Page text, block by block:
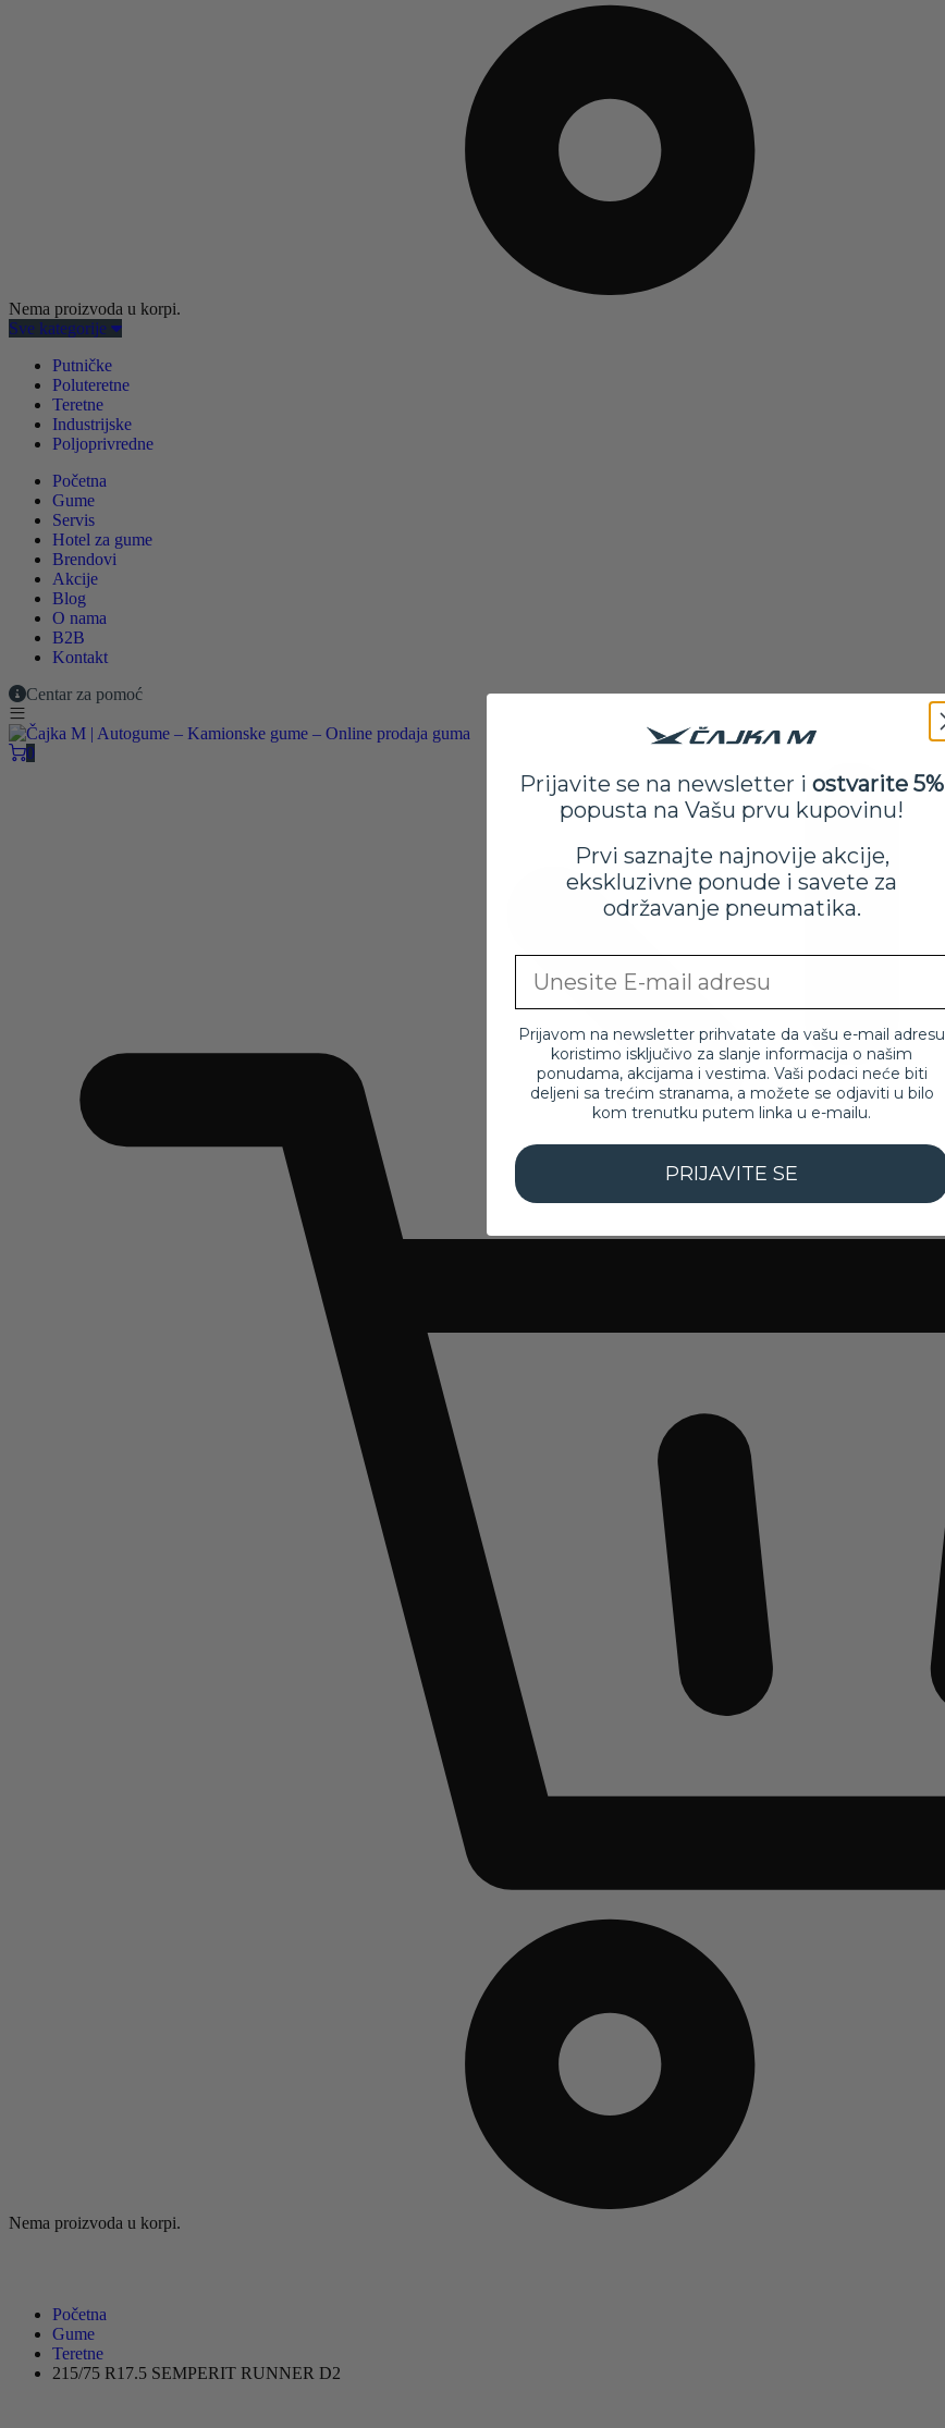
Nema proizvoda u korpi.
Sve kategorije
Putničke
Poluteretne
Teretne
Industrijske
Poljoprivredne
Početna
Gume
Servis
Hotel za gume
Brendovi
Akcije
Blog
O nama
B2B
Kontakt
Centar za pomoć
0
Nema proizvoda u korpi.
Početna
Gume
Teretne
215/75 R17.5 SEMPERIT RUNNER D2
Prijavite se na newsletter i ostvarite 5%
popusta na Vašu prvu kupovinu!
Prvi saznajte najnovije akcije,
ekskluzivne ponude i savete za
održavanje pneumatika.
Email
Prijavom na newsletter prihvatate da vašu e-mail adresu
koristimo isključivo za slanje informacija o našim
ponudama, akcijama i vestima. Vaši podaci neće biti
deljeni sa trećim stranama, a možete se odjaviti u bilo
kom trenutku putem linka u e-mailu.
PRIJAVITE SE